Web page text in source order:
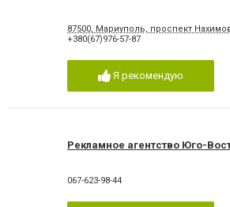
87500, Мариуполь, проспект
+380(67)976-57-87
Я рекомендую
Рекламное агентство Юго-
067-623-98-44